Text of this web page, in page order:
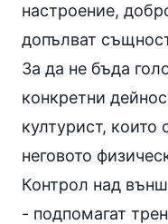
настроение,
допълват
За да не бъда
конкретни
културист, които
неговото
Контрол над
- подпомагат